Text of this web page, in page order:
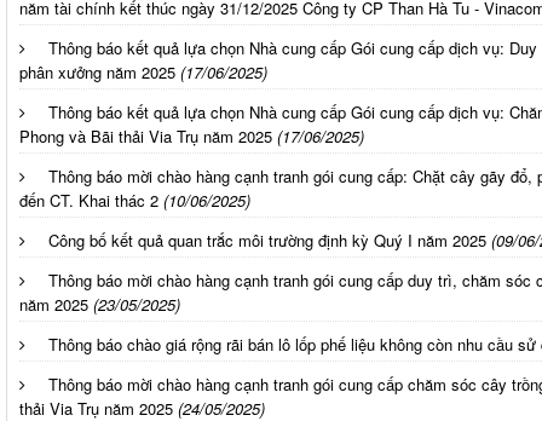
năm tài chính kết thúc ngày 31/12/2025 Công ty CP Than Hà Tu -
Thông báo kết quả lựa chọn Nhà cung cấp Gói cung cấp dịch vụ:
phân xưởng năm 2025 (17/06/2025)
Thông báo kết quả lựa chọn Nhà cung cấp Gói cung cấp dịch vụ:
Phong và Bãi thải Via Trụ năm 2025 (17/06/2025)
Thông báo mời chào hàng cạnh tranh gói cung cấp: Chặt cây gãy
đến CT. Khai thác 2 (10/06/2025)
Công bố kết quả quan trắc môi trường định kỳ Quý I năm 2025 (09/
Thông báo mời chào hàng cạnh tranh gói cung cấp duy trì, chăm
năm 2025 (23/05/2025)
Thông báo chào giá rộng rãi bán lô lốp phế liệu không còn nhu cầu sử
Thông báo mời chào hàng cạnh tranh gói cung cấp chăm sóc cây
thải Via Trụ năm 2025 (24/05/2025)